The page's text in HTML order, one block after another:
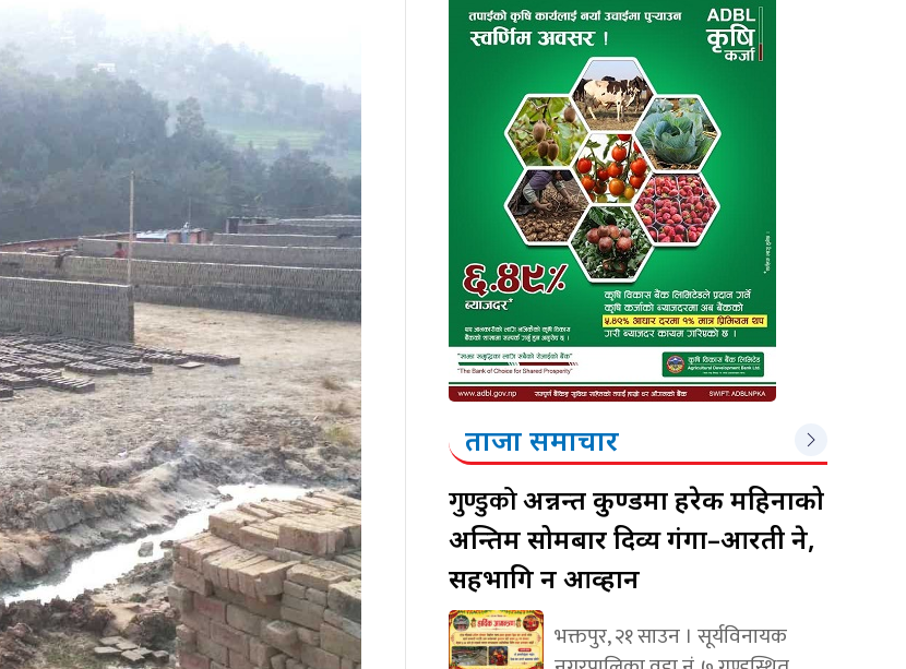
ताजा समाचार
गुण्डुकोअन्नन्त कुण्डमा हरेक महिनाको
अन्तिम सोमबार दिव्य गंगा–आरती हुने,
सहभागि हुन आव्हान
भक्तपुर, २१ साउन । सूर्यविनायक